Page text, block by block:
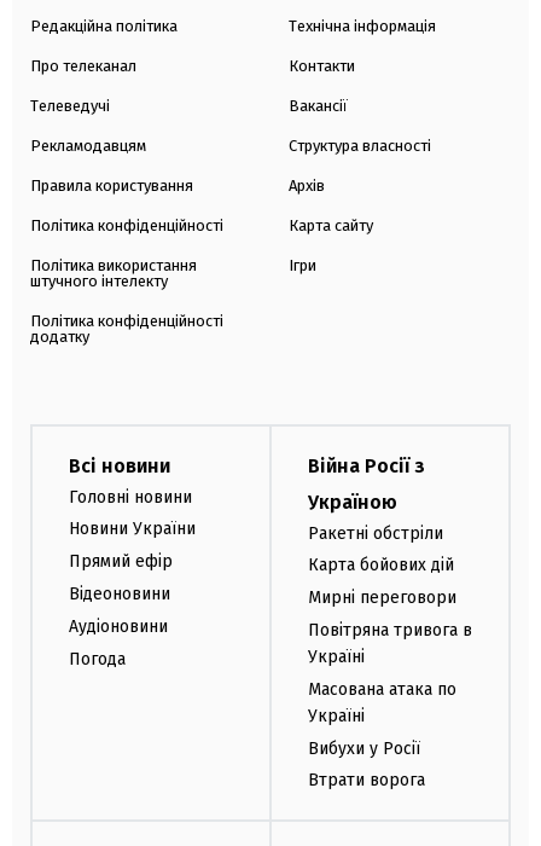
Редакційна політика
Про телеканал
Телеведучі
Рекламодавцям
Правила користування
Політика конфіденційності
Політика використання
штучного інтелекту
Політика конфіденційності
додатку
Технічна інформація
Контакти
Вакансії
Структура власності
Архів
Карта сайту
Ігри
Всі новини
Головні новини
Новини України
Прямий ефір
Відеоновини
Аудіоновини
Погода
Війна Росії з
Україною
Ракетні обстріли
Карта бойових дій
Мирні переговори
Повітряна тривога в
Україні
Масована атака по
Україні
Вибухи у Росії
Втрати ворога